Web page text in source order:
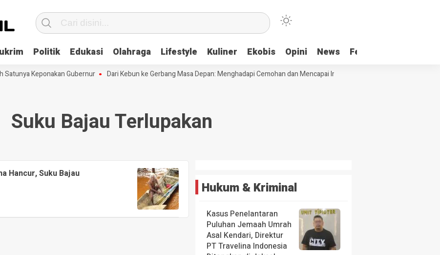
Politik Edukasi Olahraga Lifestyle Kuliner Ekobis Opini News Feature
Keponakan Gubernur Dari Kebun ke Gerbang Masa Depan: Menghadapi Cemohan dan Mencapai Impian
Suku Bajau Terlupakan
Hancur, Suku Bajau
Hukum & Kriminal
Kasus Penelantaran
Puluhan Jemaah Umrah
Asal Kendari, Direktur
PT Travelina Indonesia